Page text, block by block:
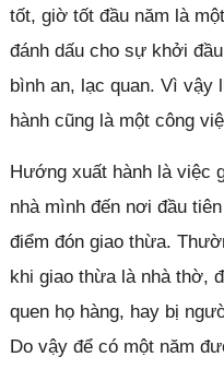
tốt, giờ tốt đầu năm là
đánh dấu cho sự khởi
bình an, lạc quan. Vì vậy
hành cũng là một công
Hướng xuất hành là việc
nhà mình đến nơi đầu
điểm đón giao thừa.
khi giao thừa là nhà thờ,
quen họ hàng, hay bị
Do vậy để có một năm